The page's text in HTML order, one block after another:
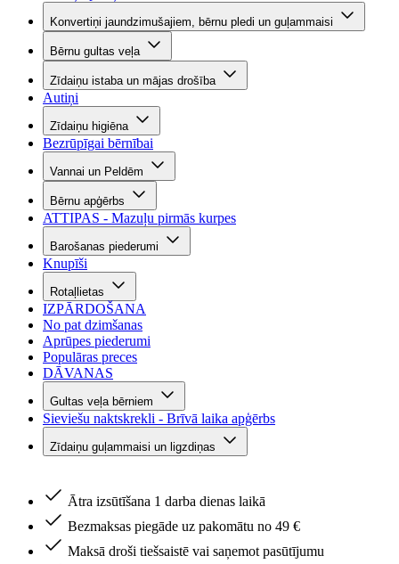
Konvertiņi jaundzimušajiem, bērnu pledi un guļammaisi
Bērnu gultas veļa
Zīdaiņu istaba un mājas drošība
Autiņi
Zīdaiņu higiēna
Bezrūpīgai bērnībai
Vannai un Peldēm
Bērnu apģērbs
ATTIPAS - Mazuļu pirmās kurpes
Barošanas piederumi
Knupīši
Rotaļlietas
IZPĀRDOŠANA
No pat dzimšanas
Aprūpes piederumi
Populāras preces
DĀVANAS
Gultas veļa bērniem
Sieviešu naktskrekli - Brīvā laika apģērbs
Zīdaiņu guļammaisi un ligzdiņas
Ātra izsūtīšana 1 darba dienas laikā
Bezmaksas piegāde uz pakomātu no 49 €
Maksā droši tiešsaistē vai saņemot pasūtījumu